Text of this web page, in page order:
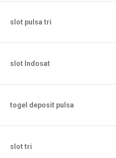
slot pulsa tri
slot Indosat
togel deposit pulsa
slot tri